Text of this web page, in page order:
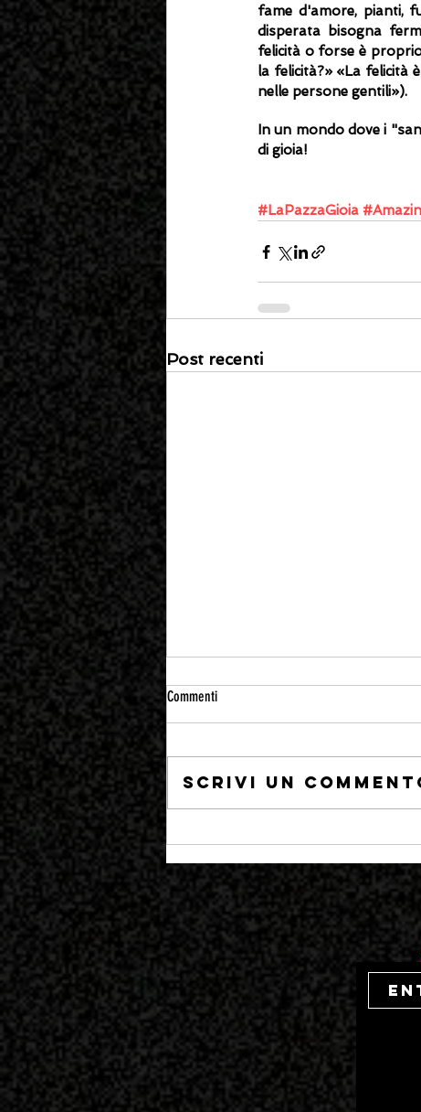
fame d'amore, pianti,
disperata bisogna
felicità o forse è
la felicità?» «La felicità
nelle persone gentili»).
In un mondo dove i
di gioia!
#LaPazzaGioia
Post recenti
Commenti
Scrivi un